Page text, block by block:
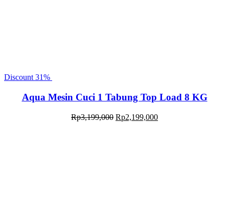
Discount 31%
Aqua Mesin Cuci 1 Tabung Top Load 8 KG
Rp3,199,000 Rp2,199,000